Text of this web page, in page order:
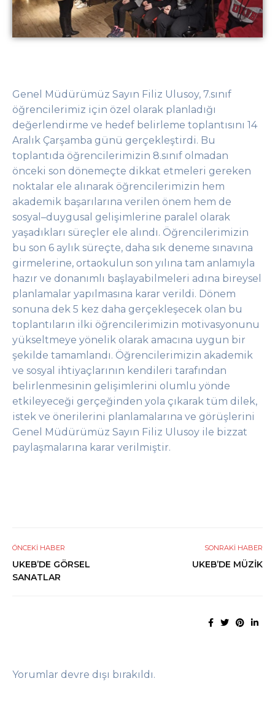
Genel Müdürümüz Sayın Filiz Ulusoy, 7.sınıf
öğrencilerimiz için özel olarak planladığı
değerlendirme ve hedef belirleme toplantısını 14
Aralık Çarşamba günü gerçekleştirdi. Bu
toplantıda öğrencilerimizin 8.sınıf olmadan
önceki son dönemeçte dikkat etmeleri gereken
noktalar ele alınarak öğrencilerimizin hem
akademik başarılarına verilen önem hem de
sosyal –duygusal gelişimlerine paralel olarak
yaşadıkları süreçler ele alındı. Öğrencilerimizin
bu son 6 aylık süreçte, daha sık deneme sınavına
girmelerine, ortaokulun son yılına tam anlamıyla
hazır ve donanımlı başlayabilmeleri adına bireysel
planlamalar yapılmasına karar verildi. Dönem
sonuna dek 5 kez daha gerçekleşecek olan bu
toplantıların ilki öğrencilerimizin motivasyonunu
yükseltmeye yönelik olarak amacına uygun bir
şekilde tamamlandı. Öğrencilerimizin akademik
ve sosyal ihtiyaçlarının kendileri tarafından
belirlenmesinin gelişimlerini olumlu yönde
etkileyeceği gerçeğinden yola çıkarak tüm dilek,
istek ve önerilerini planlamalarına ve görüşlerini
Genel Müdürümüz Sayın Filiz Ulusoy ile bizzat
paylaşmalarına karar verilmiştir.
ÖNCEKI HABER
UKEB’DE GÖRSEL
SANATLAR
SONRAKI HABER
UKEB’DE MÜZİK
Yorumlar devre dışı bırakıldı.